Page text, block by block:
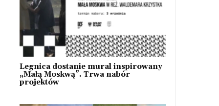
Legnica dostanie mural inspirowany
„Małą Moskwą”. Trwa nabór
projektów